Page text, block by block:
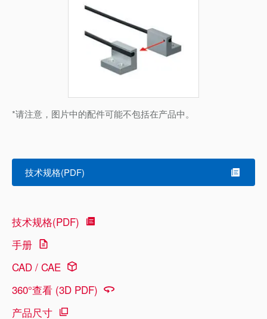
*请注意，图片中的配件可能不包括在产品中。
技术规格(PDF)
技术规格(PDF)
手册
CAD / CAE
360°查看 (3D PDF)
产品尺寸